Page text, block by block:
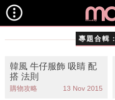
專題合輯：
韓風 牛仔服飾 吸睛 配
搭 法則
購物攻略 13 Nov 2015